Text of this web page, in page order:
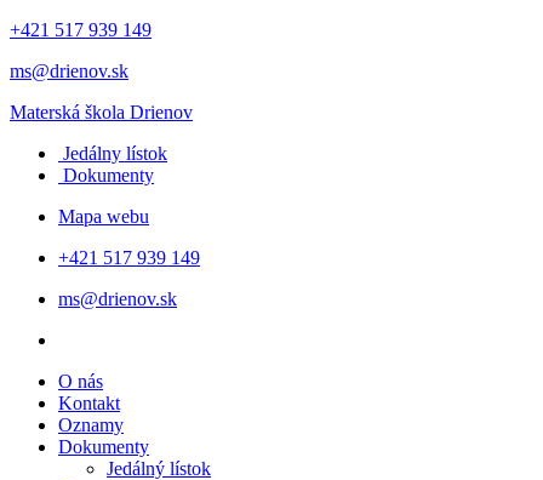
+421 517 939 149
ms@drienov.sk
Materská škola Drienov
Jedálny lístok
Dokumenty
Mapa webu
+421 517 939 149
ms@drienov.sk
O nás
Kontakt
Oznamy
Dokumenty
Jedálný lístok